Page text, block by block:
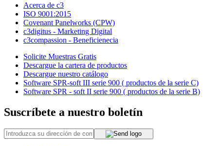
Acerca de c3
ISO 9001:2015
Covenant Panelworks (CPW)
c3digitus - Marketing Digital
c3compassion - Beneficienecia
Solicite Muestras Gratis
Descargue la cartera de productos
Descargue nuestro catálogo
Software SPR-soft III serie 900 ( productos de la serie C)
Software SPR - soft II serie 900 ( productos de la serie B)
Suscríbete a nuestro boletín